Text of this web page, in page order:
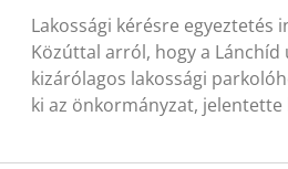
Lakossági kérésre egyeztetés
Közúttal arról, hogy a Lánchíd
kizárólagos lakossági
ki az önkormányzat, jelentette